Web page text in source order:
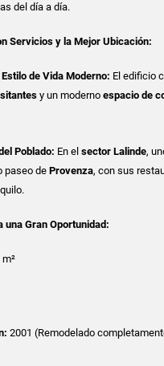
del día a día.
Servicios y la Mejor Ubicación:
de Vida Moderno: El edificio
y un modernoespacio de
Poblado: En elsector Lalinde,
paseo deProvenza, con sus
Gran Oportunidad:
m²
2001 (Remodelado